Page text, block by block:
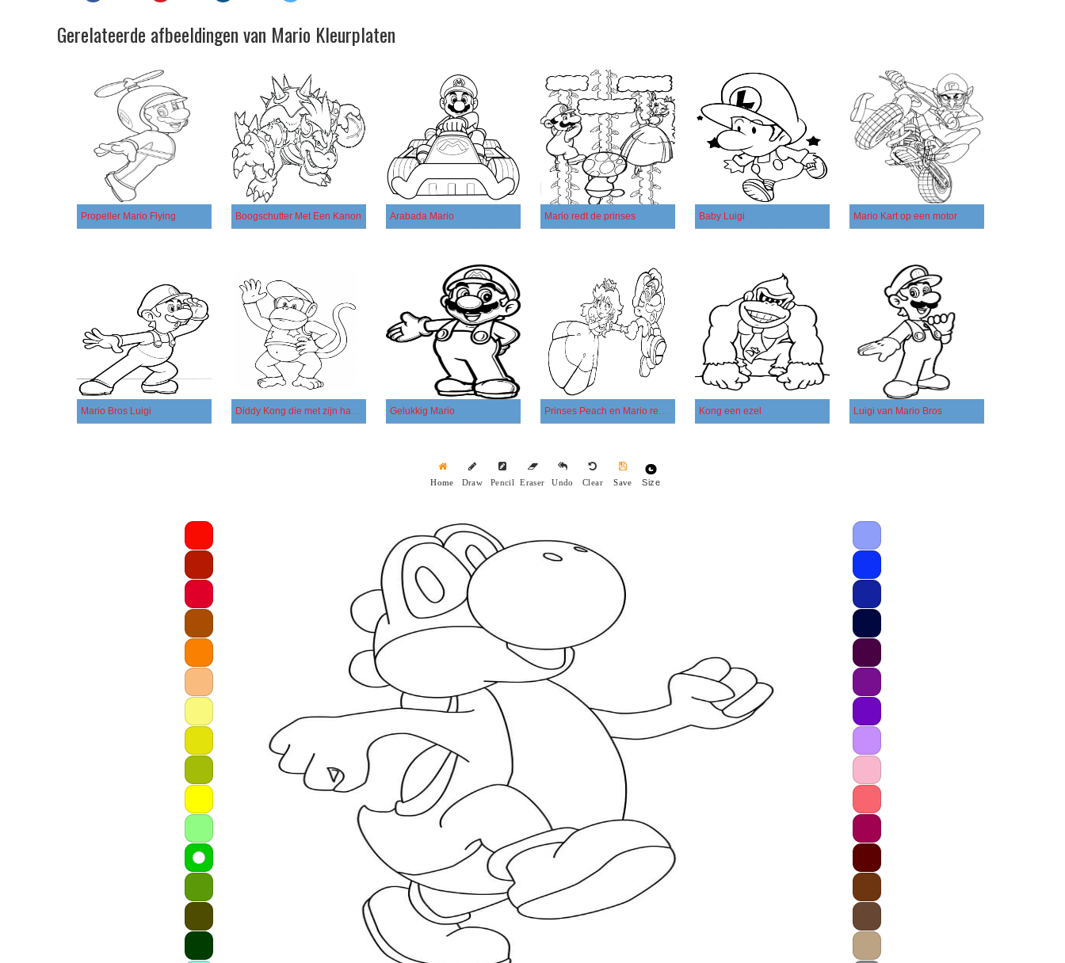
Gerelateerde afbeeldingen van Mario Kleurplaten
Propeller Mario Flying Boogschutter Met Een Kanon Arabada Mario Mario redt de prinses Baby Luigi Mario Kart op een motor
Mario Bros Luigi Diddy Kong die met zijn hand zwaait Gelukkig Mario Prinses Peach en Mario rennen Kong een ezel Luigi van Mario Bros
Home Draw Pencil Eraser Undo Clear Save Size